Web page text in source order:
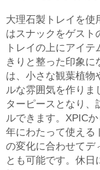
大理石製トレイを使
はスナックをゲスト
トレイの上にアイ
きりと整った印象に
は、小さな観葉植物
ルな雰囲気を作りま
ターピースとなり、
ルできます。XPIC
年にわたって使える
の変化に合わせてデ
とも可能です。休